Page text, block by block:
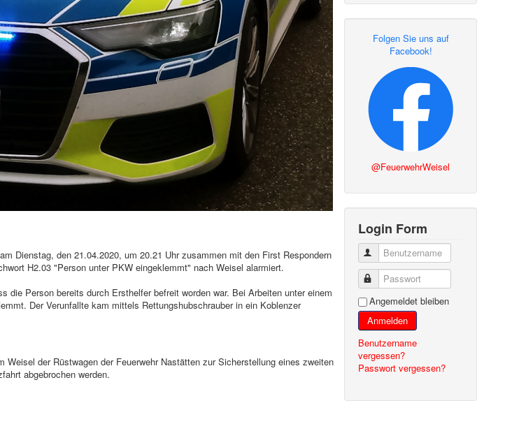
Dienstag, den 21.04.2020, um 20.21 Uhr zusammen mit den First Respondern
H2.03 "Person unter PKW eingeklemmt" nach Weisel alarmiert.
Person bereits durch Ersthelfer befreit worden war. Bei Arbeiten unter einem
Der Verunfallte kam mittels Rettungshubschrauber in ein Koblenzer
der Rüstwagen der Feuerwehr Nastätten zur Sicherstellung eines zweiten
abgebrochen werden.
Folgen Sie uns auf
Facebook!
@FeuerwehrWeisel
Login Form
Benutzername
Passwort
Angemeldet bleiben
Anmelden
Benutzername
vergessen?
Passwort vergessen?